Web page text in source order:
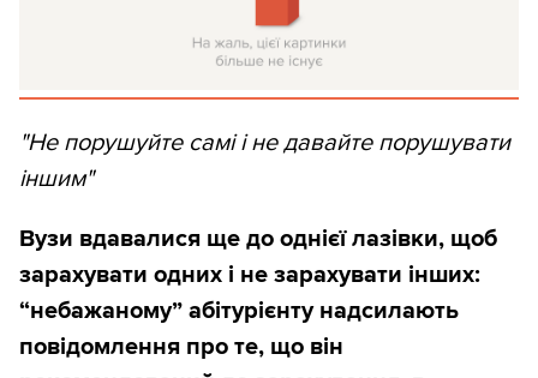
"Не порушуйте самі і не давайте порушувати
іншим"
Вузи вдавалися ще до однієї лазівки, щоб
зарахувати одних і не зарахувати інших:
“небажаному” абітурієнту надсилають
повідомлення про те, що він